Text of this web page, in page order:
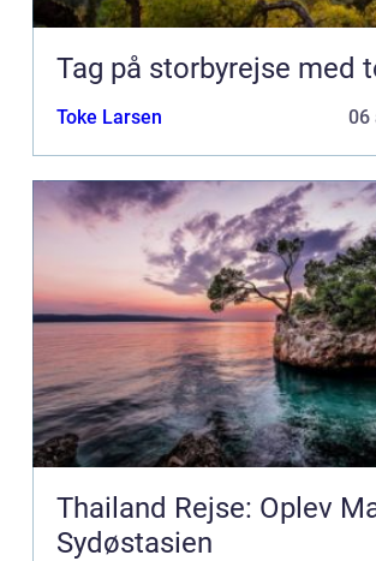
Tag på storbyrejse med
Toke Larsen 06
Thailand Rejse: Oplev
Sydøstasien